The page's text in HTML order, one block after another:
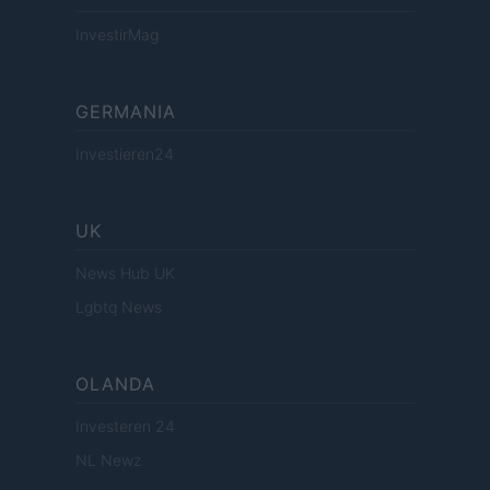
InvestirMag
GERMANIA
Investieren24
UK
News Hub UK
Lgbtq News
OLANDA
Investeren 24
NL Newz